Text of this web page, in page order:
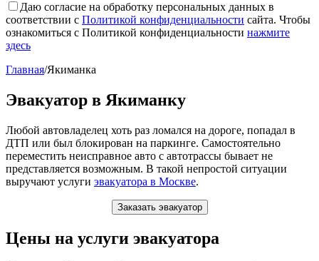
Даю согласие на обработку персональных данных в
соответствии с Политикой конфиденциальности сайта. Чтобы
ознакомиться с Политикой конфиденциальности нажмите
здесь
Главная/Якиманка
Эвакуатор в Якиманку
Любой автовладелец хоть раз ломался на дороге, попадал в
ДТП или был блокирован на паркинге. Самостоятельно
переместить неисправное авто с автотрассы бывает не
представляется возможным. В такой непростой ситуации
выручают услуги эвакуатора в Москве.
Заказать эвакуатор
Цены на услуги эвакуатора